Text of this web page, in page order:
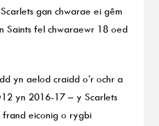
gan chwarae ei gêm
Saints fel chwaraewr 18 oed
yn aelod craidd o’r ochr a
yn 2016-17 – y Scarlets
frand eiconig o rygbi